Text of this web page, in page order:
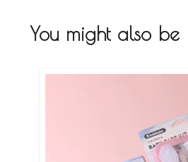
You might also be